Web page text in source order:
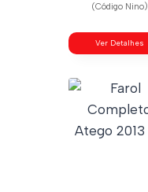
(Código Nino)
Ver Detalhes